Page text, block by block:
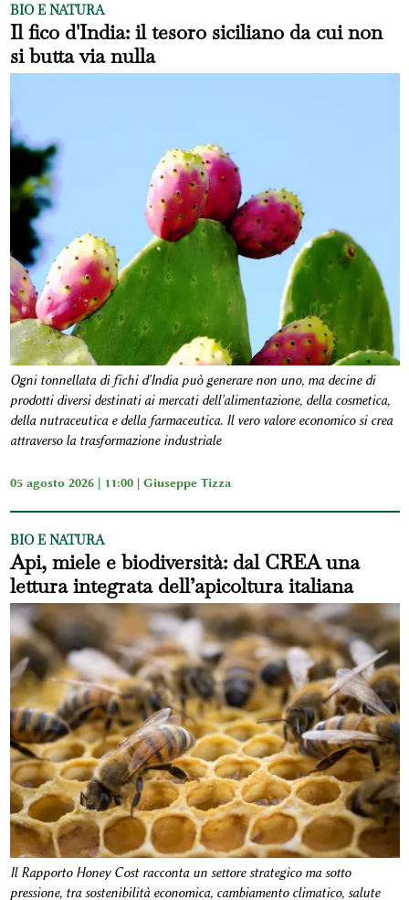
BIO E NATURA
Il fico d'India: il tesoro siciliano da cui non
si butta via nulla
Ogni tonnellata di fichi d'India può generare non uno, ma decine di
prodotti diversi destinati ai mercati dell'alimentazione, della cosmetica,
della nutraceutica e della farmaceutica. Il vero valore economico si crea
attraverso la trasformazione industriale
05 agosto 2026 | 11:00 | Giuseppe Tizza
BIO E NATURA
Api, miele e biodiversità: dal CREA una
lettura integrata dell’apicoltura italiana
Il Rapporto Honey Cost racconta un settore strategico ma sotto
pressione, tra sostenibilità economica, cambiamento climatico, salute